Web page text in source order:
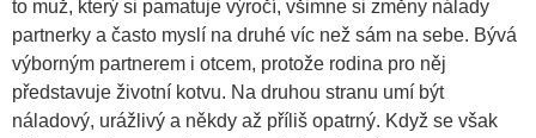
to muž, který si pamatuje výročí, všimne si změny nálady
partnerky a často myslí na druhé víc než sám na sebe. Bývá
výborným partnerem i otcem, protože rodina pro něj
představuje životní kotvu. Na druhou stranu umí být
náladový, urážlivý a někdy až příliš opatrný. Když se však